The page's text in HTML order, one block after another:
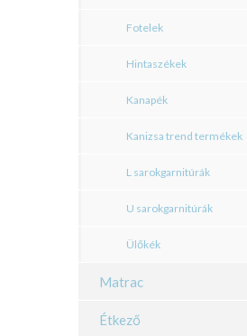
Fotelek
Hintaszékek
Kanapék
Kanizsa trend termékek
L sarokgarnitúrák
U sarokgarnitúrák
Ülőkék
Matrac
Étkező